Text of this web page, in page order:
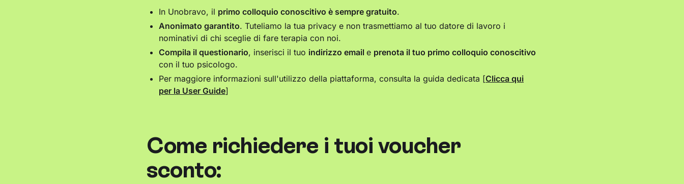
In Unobravo, il primo colloquio conoscitivo è sempre gratuito.
Anonimato garantito. Tuteliamo la tua privacy e non trasmettiamo al tuo datore di lavoro i
nominativi di chi sceglie di fare terapia con noi.
Compila il questionario, inserisci il tuo indirizzo email e prenota il tuo primo colloquio conoscitivo
con il tuo psicologo.
Per maggiore informazioni sull'utilizzo della piattaforma, consulta la guida dedicata [Clicca qui
per la User Guide]
Come richiedere i tuoi voucher
sconto: